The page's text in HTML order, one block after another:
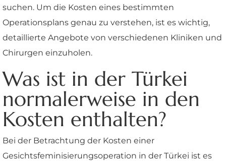
suchen. Um die Kosten eines bestimmten
Operationsplans genau zu verstehen, ist es wichtig,
detaillierte Angebote von verschiedenen Kliniken und
Chirurgen einzuholen.
Was ist in der Türkei
normalerweise in den
Kosten enthalten?
Bei der Betrachtung der Kosten einer
Gesichtsfeminisierungsoperation in der Türkei ist es